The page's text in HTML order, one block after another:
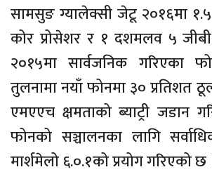
सामसुङ ग्यालेक्सी जेटू २०१६मा
कोर प्रोसेशर र १ दशमलव ५
२०१५मा सार्वजनिक गरिएका
तुलनामा नयाँ फोनमा ३० प्रतिशत
एमएएच क्षमताको ब्याट्री जडान
फोनको सञ्चालनका लागि
मार्शमेलो ६.०.१को प्रयोग गरिएको छ